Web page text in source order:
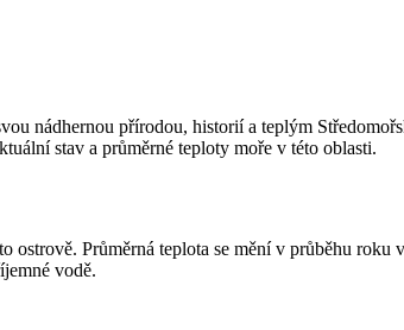
nádhernou přírodou, historií a teplým
stav a průměrné teploty moře v této oblasti.
Průměrná teplota se mění v průběhu
vodě.